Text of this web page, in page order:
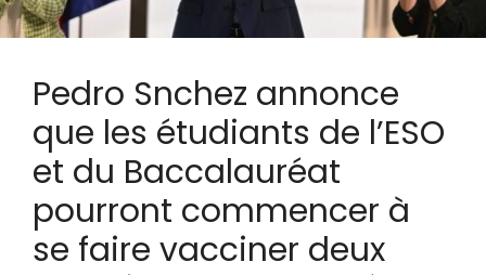
Pedro Snchez annonce
que les étudiants de l’ESO
et du Baccalauréat
pourront commencer à
se faire vacciner deux